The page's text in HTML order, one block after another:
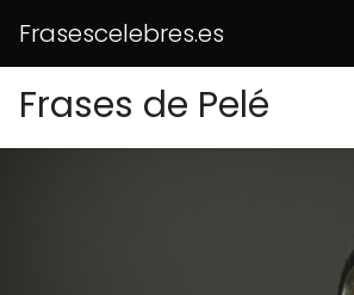
Frasescelebres.es
Frases de Pelé